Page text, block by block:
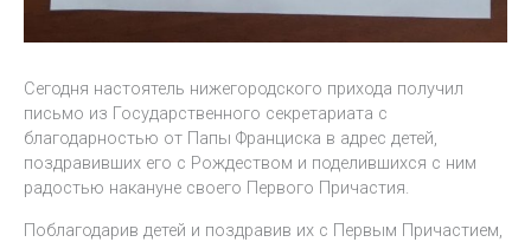
Сегодня настоятель нижегородского прихода получил
письмо из Государственного секретариата с
благодарностью от Папы Франциска в адрес детей,
поздравивших его с Рождеством и поделившихся с ним
радостью накануне своего Первого Причастия.
Поблагодарив детей и поздравив их с Первым Причастием,